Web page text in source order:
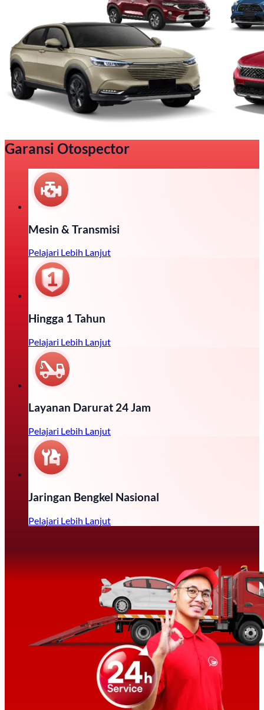
Garansi Otospector
Mesin & Transmisi
Pelajari Lebih Lanjut
Hingga 1 Tahun
Pelajari Lebih Lanjut
Layanan Darurat 24 Jam
Pelajari Lebih Lanjut
Jaringan Bengkel Nasional
Pelajari Lebih Lanjut